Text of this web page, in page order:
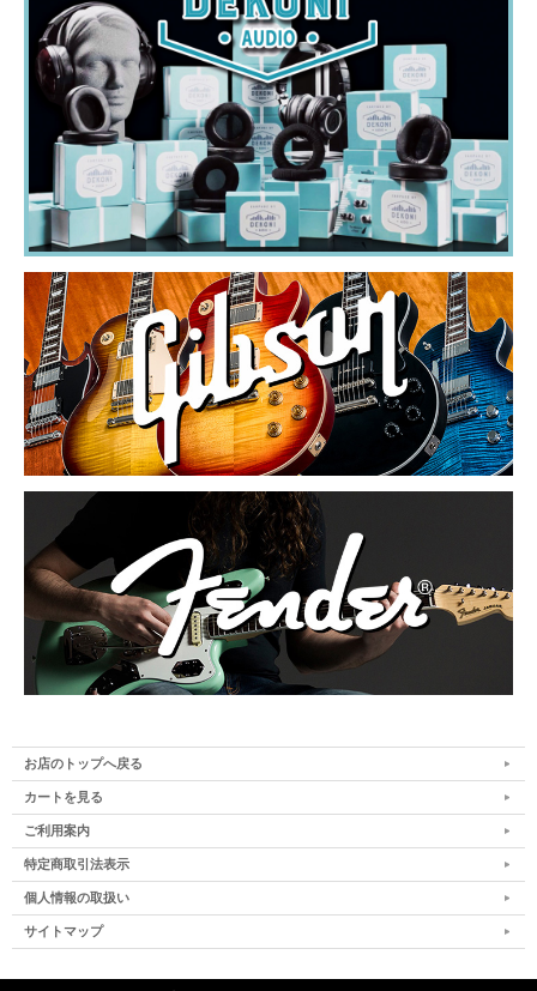
お店のトップへ戻る
カートを見る
ご利用案内
特定商取引法表示
個人情報の取扱い
サイトマップ